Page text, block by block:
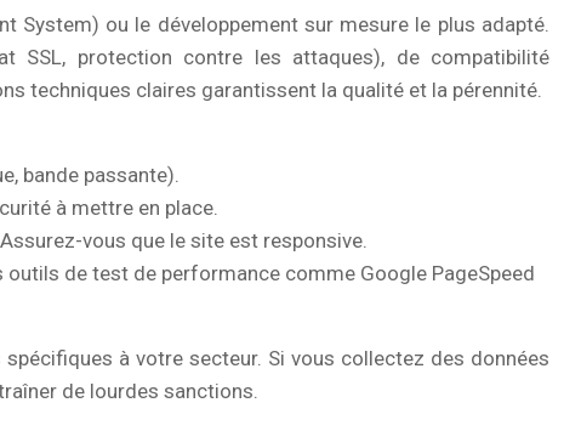
System) ou le développement sur mesure le plus adapté.
SSL, protection contre les attaques), de compatibilité
techniques claires garantissent la qualité et la pérennité.
bande passante).
à mettre en place.
vous que le site est responsive.
de test de performance comme Google PageSpeed
à votre secteur. Si vous collectez des données
de lourdes sanctions.